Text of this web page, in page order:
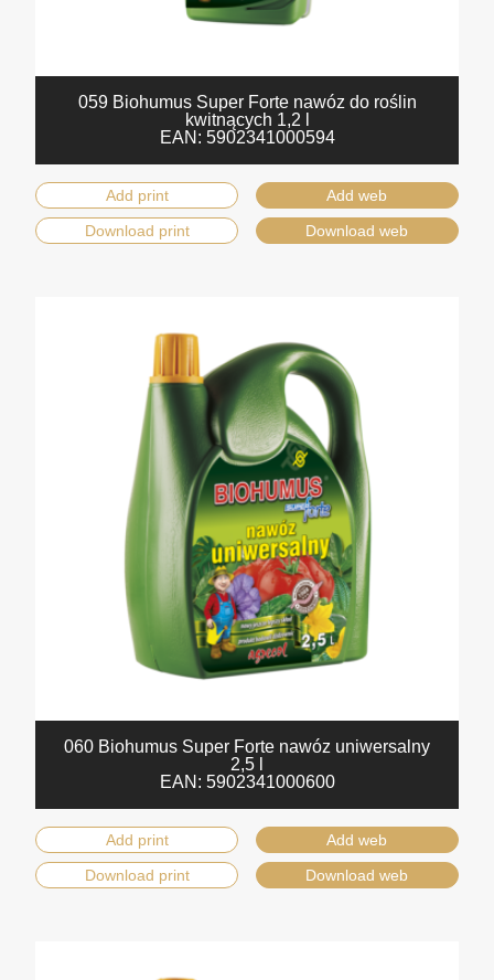
059 Biohumus Super Forte nawóz do roślin
kwitnących 1,2 l
EAN: 5902341000594
Add print
Add web
Download print
Download web
060 Biohumus Super Forte nawóz uniwersalny
2,5 l
EAN: 5902341000600
Add print
Add web
Download print
Download web